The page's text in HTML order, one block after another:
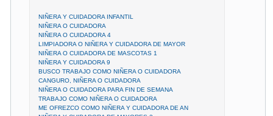
NIÑERA Y CUIDADORA INFANTIL
NIÑERA O CUIDADORA
NIÑERA O CUIDADORA 4
LIMPIADORA O NIÑERA Y CUIDADORA DE MAYOR
NIÑERA O CUIDADORA DE MASCOTAS 1
NIÑERA Y CUIDADORA 9
BUSCO TRABAJO COMO NIÑERA O CUIDADORA
CANGURO, NIÑERA O CUIDADORA
NIÑERA O CUIDADORA PARA FIN DE SEMANA
TRABAJO COMO NIÑERA O CUIDADORA
ME OFREZCO COMO NIÑERA Y CUIDADORA DE AN